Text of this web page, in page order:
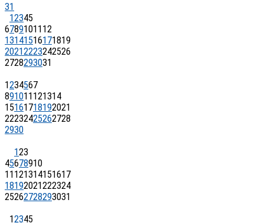
31
12345
6789101112
13141516171819
20212223242526
2728293031
1234567
891011121314
15161718192021
22232425262728
2930
123
45678910
11121314151617
18192021222324
25262728293031
12345